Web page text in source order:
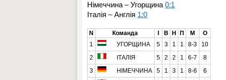
Німеччина – Угорщина 0:1
Італія – Англія 1:0
N Команда В Н П М
О
1
УГОРЩИНА 5 3 1 1 8-3
10
2
ІТАЛІЯ 5 2 2 1 6-7
8
3
НІМЕЧЧИНА 5 1 3 1 8-6
6